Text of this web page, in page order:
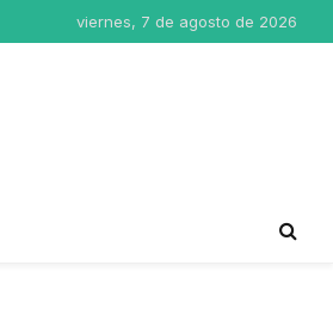
viernes, 7 de agosto de 2026